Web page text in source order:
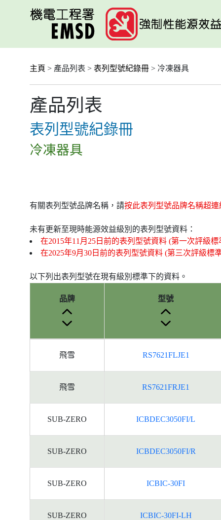
主頁 > 產品列表 > 表列型號紀錄冊 > 冷凍器具
產品列表
表列型號紀錄冊
冷凍器具
有關表列型號品牌名稱，請按此表列型號品牌名稱超連
未有更新至現時能源效益級別的表列型號資料：
在2015年11月25日前的表列型號資料 (第一次評級標
在2025年9月30日前的表列型號資料 (第三次評級標
以下列出表列型號在現有級別標準下的資料。
能
品牌 型號
飛雪 RS7621FLJE1
飛雪 RS7621FRJE1
SUB-ZERO ICBDEC3050FI/L
SUB-ZERO ICBDEC3050FI/R
SUB-ZERO ICBIC-30FI
SUB-ZERO ICBIC-30FI-LH